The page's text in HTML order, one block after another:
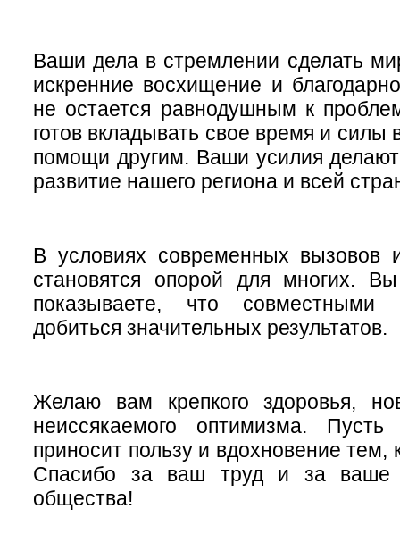
Ваши дела в стремлении сделать
искренние восхищение и
не остается равнодушным к
готов вкладывать свое время и силы
помощи другим. Ваши усилия
развитие нашего региона и всей
В условиях современных вызовов
становятся опорой для многих.
показываете, что совместными
добиться значительных результатов.
Желаю вам крепкого здоровья,
неиссякаемого оптимизма.
приносит пользу и вдохновение тем,
Спасибо за ваш труд и за ваше
общества!